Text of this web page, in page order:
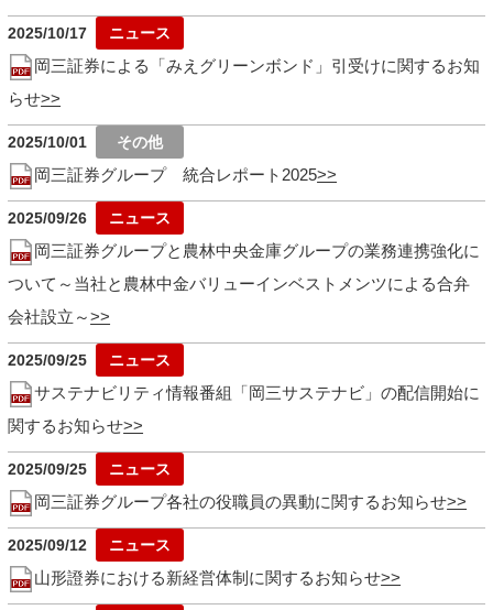
2025/10/17
岡三証券による「みえグリーンボンド」引受けに関するお知
らせ
2025/10/01
岡三証券グループ 統合レポート2025
2025/09/26
岡三証券グループと農林中央金庫グループの業務連携強化に
ついて～当社と農林中金バリューインベストメンツによる合弁
会社設立～
2025/09/25
サステナビリティ情報番組「岡三サステナビ」の配信開始に
関するお知らせ
2025/09/25
岡三証券グループ各社の役職員の異動に関するお知らせ
2025/09/12
山形證券における新経営体制に関するお知らせ